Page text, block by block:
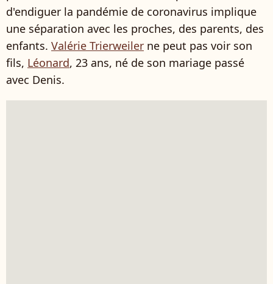
d'endiguer la pandémie de coronavirus implique
une séparation avec les proches, des parents, des
enfants. Valérie Trierweiler ne peut pas voir son
fils, Léonard, 23 ans, né de son mariage passé
avec Denis.